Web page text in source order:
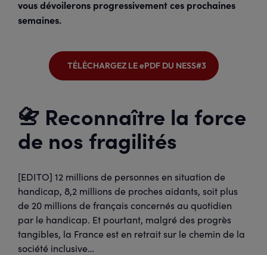
vous dévoilerons progressivement ces prochaines
semaines.
TÉLÉCHARGEZ LE ePDF DU NESS#3
📇 Reconnaître la force
de nos fragilités
[EDITO] 12 millions de personnes en situation de
handicap, 8,2 millions de proches aidants, soit plus
de 20 millions de français concernés au quotidien
par le handicap. Et pourtant, malgré des progrès
tangibles, la France est en retrait sur le chemin de la
société inclusive…